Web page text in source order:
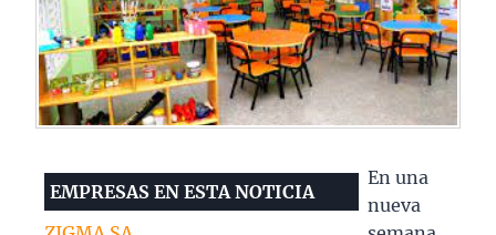
EMPRESAS EN ESTA NOTICIA
En una
nueva